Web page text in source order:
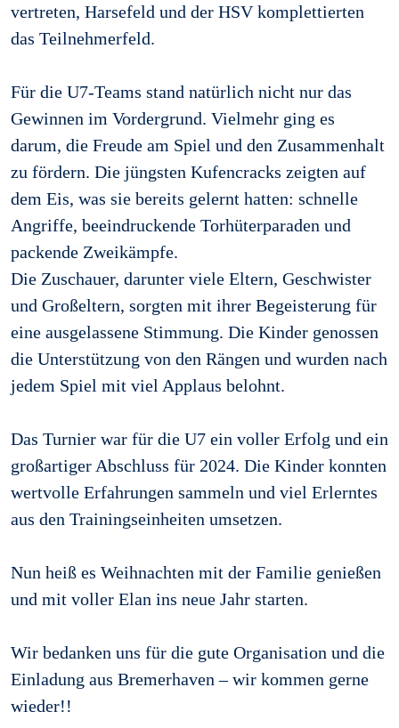
vertreten, Harsefeld und der HSV komplettierten
das Teilnehmerfeld.
Für die U7-Teams stand natürlich nicht nur das
Gewinnen im Vordergrund. Vielmehr ging es
darum, die Freude am Spiel und den Zusammenhalt
zu fördern. Die jüngsten Kufencracks zeigten auf
dem Eis, was sie bereits gelernt hatten: schnelle
Angriffe, beeindruckende Torhüterparaden und
packende Zweikämpfe.
Die Zuschauer, darunter viele Eltern, Geschwister
und Großeltern, sorgten mit ihrer Begeisterung für
eine ausgelassene Stimmung. Die Kinder genossen
die Unterstützung von den Rängen und wurden nach
jedem Spiel mit viel Applaus belohnt.
Das Turnier war für die U7 ein voller Erfolg und ein
großartiger Abschluss für 2024. Die Kinder konnten
wertvolle Erfahrungen sammeln und viel Erlerntes
aus den Trainingseinheiten umsetzen.
Nun heiß es Weihnachten mit der Familie genießen
und mit voller Elan ins neue Jahr starten.
Wir bedanken uns für die gute Organisation und die
Einladung aus Bremerhaven – wir kommen gerne
wieder!!